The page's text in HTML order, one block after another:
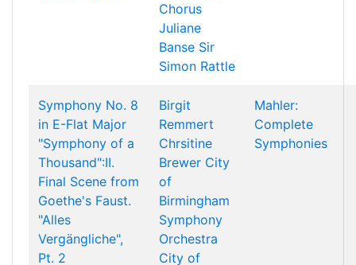
Chorus
Juliane
Banse Sir
Simon Rattle
Symphony No. 8
in E-Flat Major
"Symphony of a
Thousand":II.
Final Scene from
Goethe's Faust.
"Alles
Vergängliche",
Pt. 2
Birgit
Remmert
Chrsitine
Brewer City
of
Birmingham
Symphony
Orchestra
City of
Mahler:
Complete
Symphonies